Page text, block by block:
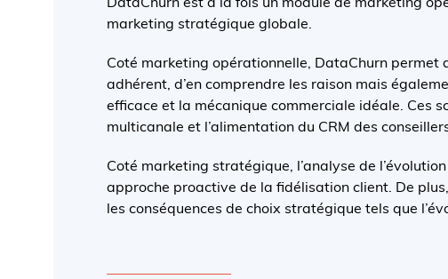
DataChurn est à la fois un module de marketing
marketing stratégique globale.
Coté marketing opérationnelle, DataChurn permet
adhérent, d’en comprendre les raison mais
efficace et la mécanique commerciale idéale. Ces
multicanale et l’alimentation du CRM des
Coté marketing stratégique, l’analyse de
approche proactive de la fidélisation client. De
les conséquences de choix stratégique tels que